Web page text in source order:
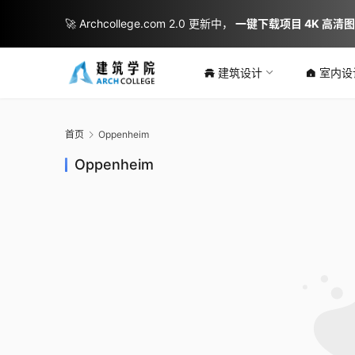
建筑设计 室内设
首页 Oppenheim
Oppenheim
🚀 Archcollege.com 2.0 更新中， 一键下载项目 4K 高清